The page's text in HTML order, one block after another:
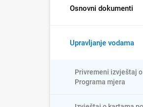
Osnovni dokumenti
Upravljanje vodama
Privremeni izvještaj
Programa mjera